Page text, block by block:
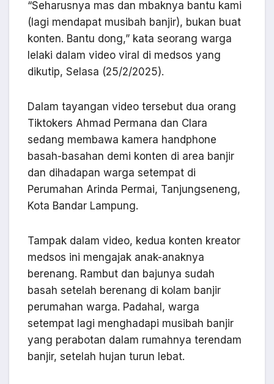
“Seharusnya mas dan mbaknya bantu kami
(lagi mendapat musibah banjir), bukan buat
konten. Bantu dong,” kata seorang warga
lelaki dalam video viral di medsos yang
dikutip, Selasa (25/2/2025).
Dalam tayangan video tersebut dua orang
Tiktokers Ahmad Permana dan Clara
sedang membawa kamera handphone
basah-basahan demi konten di area banjir
dan dihadapan warga setempat di
Perumahan Arinda Permai, Tanjungseneng,
Kota Bandar Lampung.
Tampak dalam video, kedua konten kreator
medsos ini mengajak anak-anaknya
berenang. Rambut dan bajunya sudah
basah setelah berenang di kolam banjir
perumahan warga. Padahal, warga
setempat lagi menghadapi musibah banjir
yang perabotan dalam rumahnya terendam
banjir, setelah hujan turun lebat.